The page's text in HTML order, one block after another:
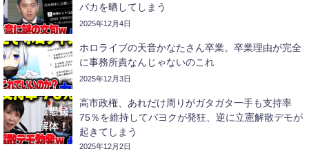
バカを晒してしまう
2025年12月4日
ホロライブの天音かなたさん卒業。卒業理由が完全
に事務所責なんじゃないのこれ
2025年12月3日
高市政権、あれだけ周りがガタガタ一手も支持率
75％を維持してパヨクが発狂、逆に立憲解散デモが
起きてしまう
2025年12月2日